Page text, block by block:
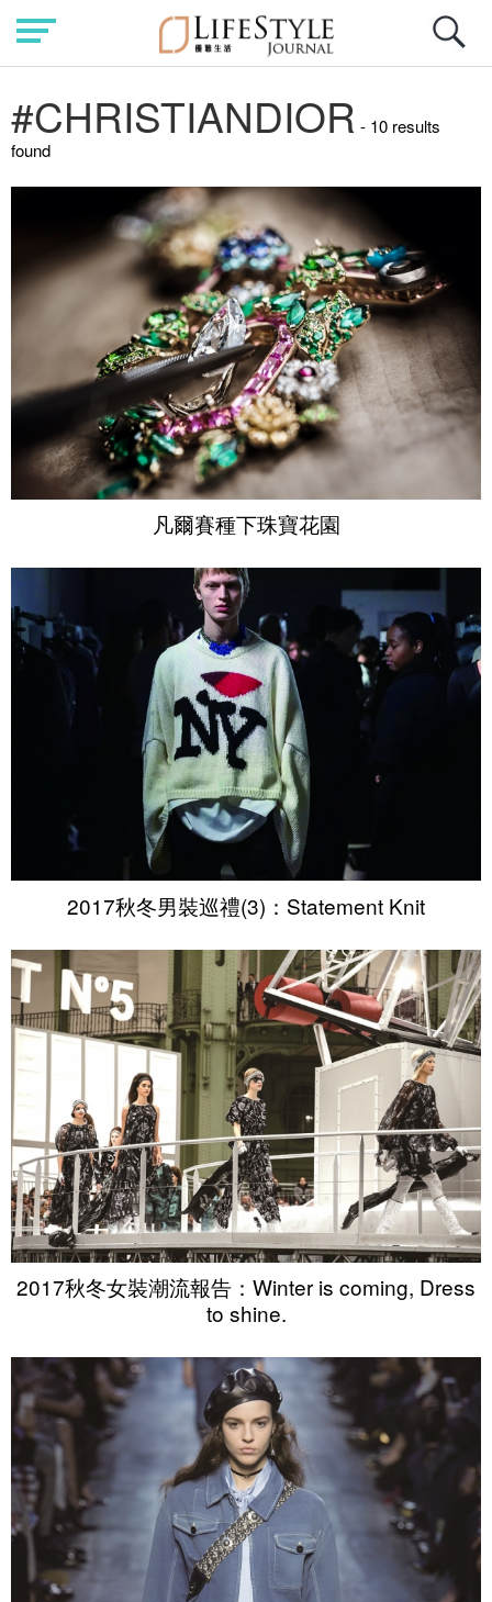
#CHRISTIANDIOR - 10 results
found
凡爾賽種下珠寶花園
2017秋冬男裝巡禮(3)：Statement Knit
2017秋冬女裝潮流報告：Winter is coming, Dress
to shine.